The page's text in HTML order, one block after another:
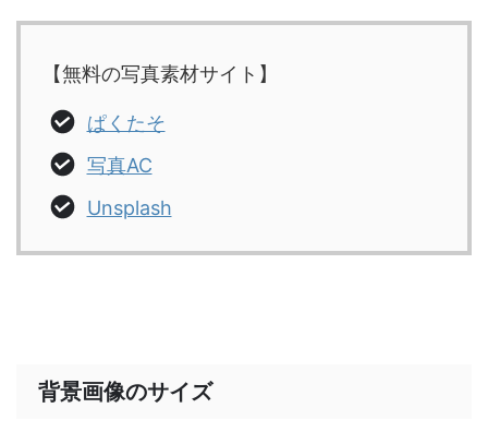
【無料の写真素材サイト】
ぱくたそ
写真AC
Unsplash
背景画像のサイズ